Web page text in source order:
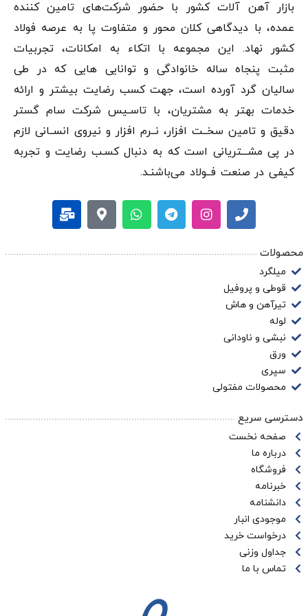
بازار آهن‌ آلات کشور با حضور شرکت‌های تامین کننده
عمده، با دیدگاهی کلان محور و متفاوت پا به عرصه فولاد
کشور نهاد. این مجموعه با اتکاء به امکانات، تجربیات
مثبت پنجاه ساله خانوادگی و توانایی هایی که در طی
سالیان گرد آورده است، جهت کسب رضایت بیشتر و ارائه
خدمات بهتر به مشتریان، با تاسـیس شرکت سام گستر
دقيق و تامین سخــت افزار، نــرم افزار و نیروی انســانی لازم
در پی مشـــتریانی است که به دنبال کسـب رضایت و تجربه
کیفی در صنعت فــولاد می‌باشنـد.
محصولات
میلگرد
قوطی و پروفیل
تیرآهن و هاش
لوله
نبشی و ناودانی
ورق
سپری
محصولات مفتولی
دسترسی سریع
صفحه نخست
درباره ما
فروشگاه
خبرنامه
دانشنامه
موجودی انبار
درخواست خرید
جداول وزنی
تماس با ما